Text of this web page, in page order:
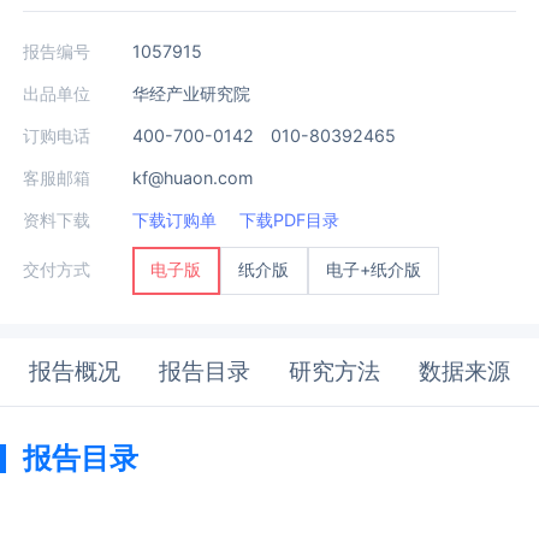
报告编号 1057915
出品单位 华经产业研究院
订购电话 400-700-0142 010-80392465
客服邮箱 kf@huaon.com
资料下载 下载订购单 下载PDF目录
交付方式 电子版 纸介版 电子+纸介版
报告概况 报告目录 研究方法 数据来源
报告目录